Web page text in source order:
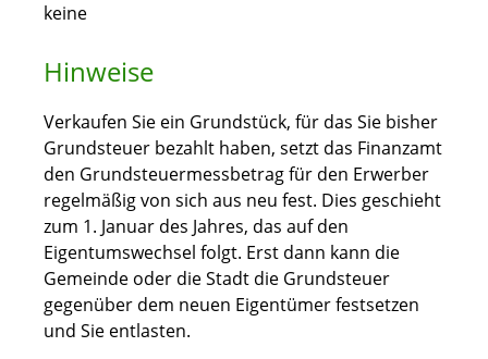
keine
Hinweise
Verkaufen Sie ein Grundstück, für das Sie bisher
Grundsteuer bezahlt haben, setzt das Finanzamt
den Grundsteuermessbetrag für den Erwerber
regelmäßig von sich aus neu fest. Dies geschieht
zum 1. Januar des Jahres, das auf den
Eigentumswechsel folgt. Erst dann kann die
Gemeinde oder die Stadt die Grundsteuer
gegenüber dem neuen Eigentümer festsetzen
und Sie entlasten.